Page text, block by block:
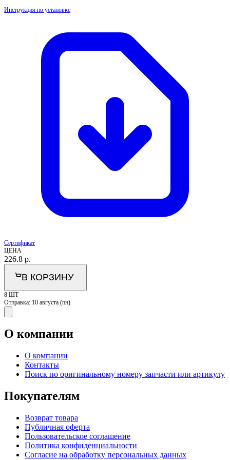
Инструкция по установке
Сертификат
ЦЕНА
226.8 р.
В КОРЗИНУ
8 ШТ
Отправка: 10 августа (пн)
О компании
О компании
Контакты
Поиск по оригинальному номеру запчасти или артикулу
Покупателям
Возврат товара
Публичная оферта
Пользовательское соглашение
Политика конфиденциальности
Согласие на обработку персональных данных